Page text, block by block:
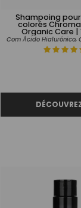
Shampoing
colorés
Organic Care |